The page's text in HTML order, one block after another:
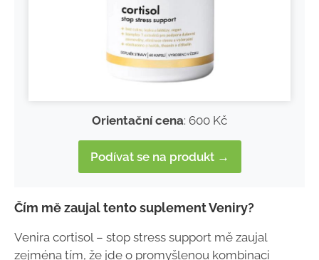
Orientační cena: 600 Kč
Podívat se na produkt →
Čím mě zaujal tento suplement Veniry?
Venira cortisol – stop stress support mě zaujal
zejména tím, že jde o promyšlenou kombinaci